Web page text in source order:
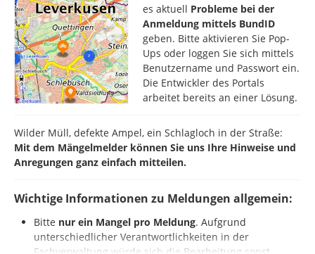
es aktuell Probleme bei der
Anmeldung mittels BundID
geben. Bitte aktivieren Sie Pop-
Ups oder loggen Sie sich mittels
Benutzername und Passwort ein.
Die Entwickler des Portals
arbeitet bereits an einer Lösung.
Wilder Müll, defekte Ampel, ein Schlagloch in der Straße:
Mit dem Mängelmelder können Sie uns Ihre Hinweise und
Anregungen ganz einfach mitteilen.
Wichtige Informationen zu Meldungen allgemein:
Bitte nur ein Mangel pro Meldung. Aufgrund
unterschiedlicher Verantwortlichkeiten in der